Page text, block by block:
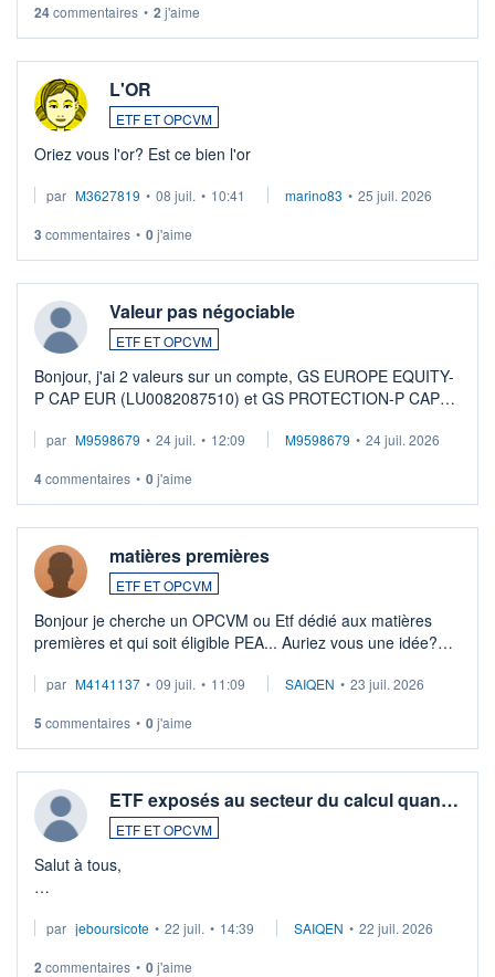
24commentaires • 2 j'aime
L'OR
ETF ET OPCVM
Oriez vous l'or? Est ce bien l'or
par M3627819 • 08 juil. • 10:41 marino83 • 25 juil. 2026
3 commentaires • 0j'aime
Valeur pas négociable
ETF ET OPCVM
Bonjour, j'ai 2 valeurs sur un compte, GS EUROPE EQUITY-
P CAP EUR (LU0082087510) et GS PROTECTION-P CAP
veux procéder à la vente, on me signale ...
par M9598679 • 24 juil. • 12:09 M9598679 • 24 juil. 2026
4commentaires • 0j'aime
matières premières
ETF ET OPCVM
Bonjour je cherche un OPCVM ou Etf dédié aux matières
premières et qui soit éligible PEA... Auriez vous une idée?
par M4141137 • 09 juil. • 11:09 SAIQEN • 23 juil. 2026
5 commentaires • 0j'aime
ETF exposés au secteur du calcul quan…
ETF ET OPCVM
Salut à tous,
via un ETF plutôt que des actions individuelles.
par jeboursicote • 22 juil. • 14:39 SAIQEN • 22 juil. 2026
2 commentaires • 0j'aime